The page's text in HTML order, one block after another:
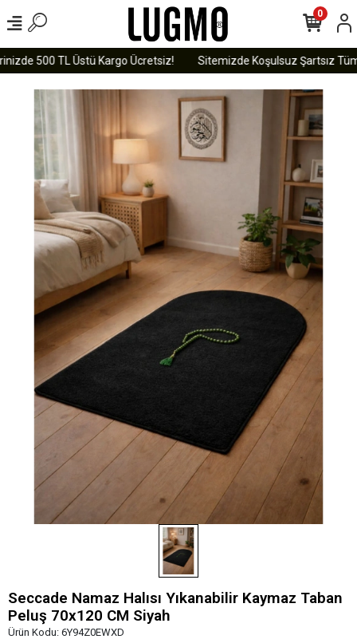
500 TL Üstü Kargo Ücretsiz! Sitemizde Koşulsuz Şartsız Tüm
0
Seccade Namaz Halısı Yıkanabilir Kaymaz Taban
Peluş 70x120 CM Siyah
Ürün Kodu: 6Y94Z0EWXD